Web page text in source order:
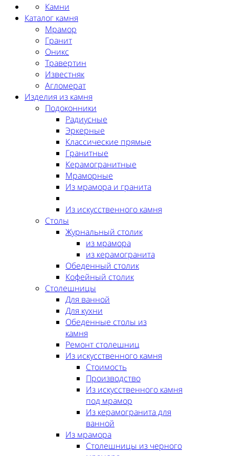
Камни
Каталог камня
Мрамор
Гранит
Оникс
Травертин
Известняк
Агломерат
Изделия из камня
Подоконники
Радиусные
Эркерные
Классические прямые
Гранитные
Керамогранитные
Мраморные
Из мрамора и гранита
Из искусственного камня
Столы
Журнальный столик
из мрамора
из керамогранита
Обеденный столик
Кофейный столик
Столешницы
Для ванной
Для кухни
Обеденные столы из
камня
Ремонт столешниц
Из искусственного камня
Стоимость
Производство
Из искусственного камня
под мрамор
Из керамогранита для
ванной
Из мрамора
Столешницы из черного